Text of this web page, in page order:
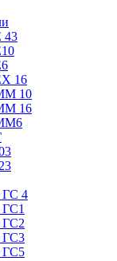
43
16
10
16
ГС 4
ГС1
ГС2
ГС3
ГС5